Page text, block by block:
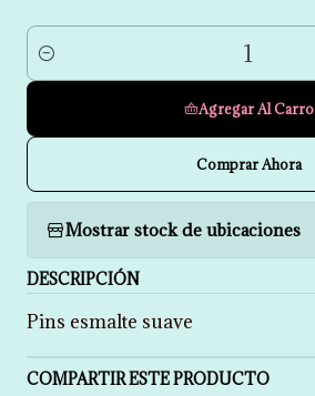
Cantidad
Agregar Al Carro
Comprar Ahora
Mostrar stock de ubicaciones
DESCRIPCIÓN
Pins esmalte suave
COMPARTIR ESTE PRODUCTO